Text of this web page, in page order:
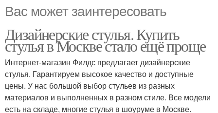
Вас может заинтересовать
Дизайнерские стулья. Купить
стулья в Москве стало ещё проще
Интернет-магазин Филдс предлагает дизайнерские
стулья. Гарантируем высокое качество и доступные
цены. У нас большой выбор стульев из разных
материалов и выполненных в разном стиле. Все модели
есть на складе, многие стулья в шоуруме в Москве.